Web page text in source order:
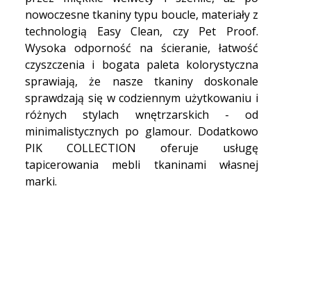
nowoczesne tkaniny typu boucle, materiały z
technologią Easy Clean, czy Pet Proof.
Wysoka odporność na ścieranie, łatwość
czyszczenia i bogata paleta kolorystyczna
sprawiają, że nasze tkaniny doskonale
sprawdzają się w codziennym użytkowaniu i
różnych stylach wnętrzarskich - od
minimalistycznych po glamour. Dodatkowo
PIK COLLECTION oferuje usługę
tapicerowania mebli tkaninami własnej
marki.